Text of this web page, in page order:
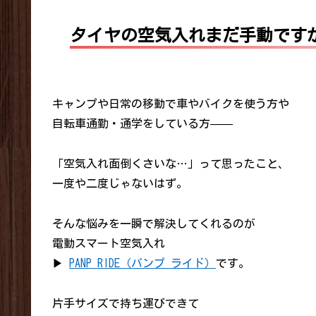
タイヤの空気入れまだ手動です
キャンプや日常の移動で車やバイクを使う方や
自転車通勤・通学をしている方——
「空気入れ面倒くさいな…」って思ったこと、
一度や二度じゃないはず。
そんな悩みを一瞬で解決してくれるのが
電動スマート空気入れ
▶︎
PANP RIDE（パンプ ライド） です。
片手サイズで持ち運びできて